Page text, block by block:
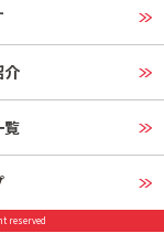
介
覧
reserved